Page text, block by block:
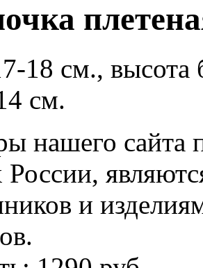
18 см., высота
см.
нашего сайта
России,
и